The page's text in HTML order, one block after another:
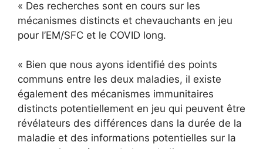
« Des recherches sont en cours sur les
mécanismes distincts et chevauchants en jeu
pour l’EM/SFC et le COVID long.
« Bien que nous ayons identifié des points
communs entre les deux maladies, il existe
également des mécanismes immunitaires
distincts potentiellement en jeu qui peuvent être
révélateurs des différences dans la durée de la
maladie et des informations potentielles sur la